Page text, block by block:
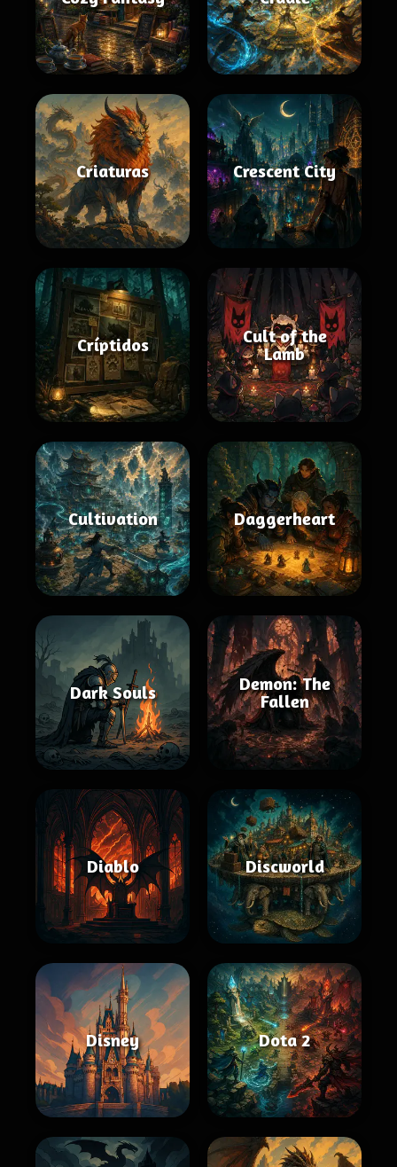
Criaturas Crescent City
Críptidos
Cult of the
Lamb
Cultivation Daggerheart
Dark Souls
Demon: The
Fallen
Diablo Discworld
Disney Dota 2